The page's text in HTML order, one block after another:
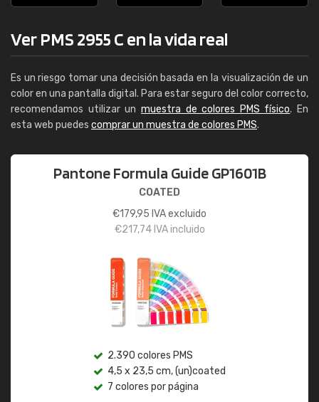
Ver PMS 2955 C en la vida real
Es un riesgo tomar una decisión basada en la visualización de un
color en una pantalla digital. Para estar seguro del color correcto,
recomendamos utilizar un muestra de colores PMS físico. En
esta web puedes comprar un muestra de colores PMS.
Pantone Formula Guide GP1601B
COATED
€179,95 IVA excluido
€217,74IVA incluido
2.390 colores PMS
4,5 x 23,5 cm, (un)coated
7 colores por página